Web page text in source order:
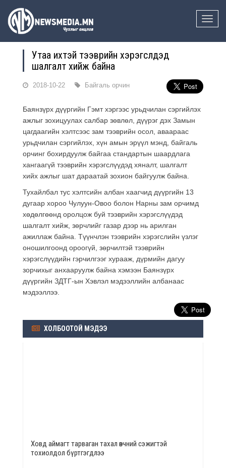
Toggle
Утаа ихтэй тээврийн хэрэгслүүдэд
шалгалт хийж байна
2018-10-22 Байгаль орчин
Баянзүрх дүүргийн Гэмт хэргээс урьдчилан сэргийлэх
ажлыг зохицуулах салбар зөвлөл, дүүрэг дэх Замын
цагдаагийн хэлтсээс зам тээврийн осол, аваараас
урьдчилан сэргийлэх, хүн амын эрүүл мэнд, байгаль
орчинг бохирдуулж байгаа стандартын шаардлага
хангаагүй тээврийн хэрэгслүүдэд хяналт, шалгалт
хийх ажлыг шат дараатай зохион байгуулж байна.
Тухайлбал тус хэлтсийн албан хаагчид дүүргийн 13
дугаар хороо Чулуун-Овоо болон Нарны зам орчимд
хөдөлгөөнд оролцож буй тээврийн хэрэгслүүдэд
шалгалт хийж, зөрчлийг газар дээр нь арилган
ажиллаж байна. Түүнчлэн тээврийн хэрэгслийн үзлэг
оношилгоонд ороогүй, зөрчилтэй тээврийн
хэрэгслүүдийн гэрчилгээг хурааж, дүрмийн дагуу
зорчихыг анхааруулж байна хэмээн Баянзүрх
дүүргийн ЗДТГ-ын Хэвлэл мэдээллийн албанаас
мэдээллээ.
ХОЛБООТОЙ МЭДЭЭ
Ховд аймагт тарваган тахал өвчний сэжигтэй
тохиолдол бүртгэгдлээ